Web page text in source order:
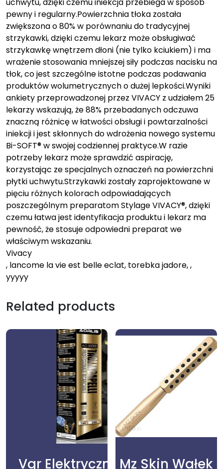
uchwytu, dzięki czemu iniekcja przebiega w sposób
pewny i regularny.Powierzchnia tłoka została
zwiększona o 80% w porównaniu do tradycyjnej
strzykawki, dzięki czemu lekarz może obsługiwać
strzykawkę wnętrzem dłoni (nie tylko kciukiem) i ma
wrażenie stosowania mniejszej siły podczas nacisku na
tłok, co jest szczególne istotne podczas podawania
produktów wolumetrycznych o dużej lepkości.Wyniki
ankiety przeprowadzonej przez VIVACY z udziałem 25
lekarzy wskazują, że 88% przebadanych odczuwa
znaczną różnicę w łatwości obsługi i powtarzalności
iniekcji i jest skłonnych do wdrożenia nowego systemu
Bi-SOFT® w swojej codziennej praktyce.W razie
potrzeby lekarz może sprawdzić aspirację,
korzystając ze specjalnych oznaczeń na powierzchni
płytki uchwytu.Strzykawki zostały zaprojektowane w
pięciu różnych kolorach odpowiadających
poszczególnym preparatom Stylage VIVACY®, dzięki
czemu łatwa jest identyfikacja produktu i lekarz ma
pewność, że stosuje odpowiedni preparat we
właściwym wskazaniu.
Vivacy
, lancome la vie est belle eclat, torebka jadore, ,
yyyyy
Related products
Vgr Elektryczna Maszynka Do
Mz Skin Wałek